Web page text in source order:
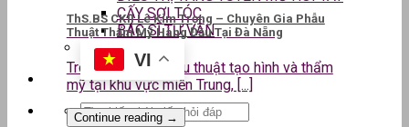
CẤY SỢI TÓC
BÁC SĨ TƯ VẤN
VI
ThS.BS CKII Lê Kim Trọng – Chuyên Gia Phẫu
Thuật Thẩm Mỹ Hàng Đầu Tại Đà Nẵng
Trong lĩnh vực phẫu thuật tạo hình và thẩm
mỹ tại khu vực miền Trung, [...]
Continue reading →